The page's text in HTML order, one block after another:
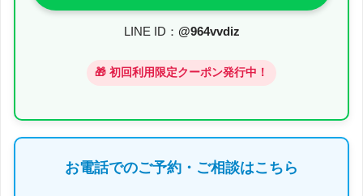
LINE ID： @964vvdiz
🎁 初回利用限定クーポン発行中！
お電話でのご予約・ご相談はこちら